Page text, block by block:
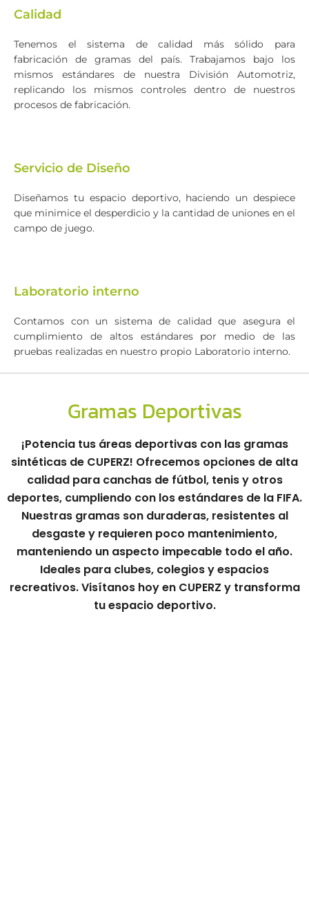
Calidad
Tenemos el sistema de calidad más sólido para
fabricación de gramas del país. Trabajamos bajo los
mismos estándares de nuestra División Automotriz,
replicando los mismos controles dentro de nuestros
procesos de fabricación.
Servicio de Diseño
Diseñamos tu espacio deportivo, haciendo un despiece
que minimice el desperdicio y la cantidad de uniones en el
campo de juego.
Laboratorio interno
Contamos con un sistema de calidad que asegura el
cumplimiento de altos estándares por medio de las
pruebas realizadas en nuestro propio Laboratorio interno.
Gramas Deportivas
¡Potencia tus áreas deportivas con las gramas
sintéticas de CUPERZ! Ofrecemos opciones de alta
calidad para canchas de fútbol, tenis y otros
deportes, cumpliendo con los estándares de la FIFA.
Nuestras gramas son duraderas, resistentes al
desgaste y requieren poco mantenimiento,
manteniendo un aspecto impecable todo el año.
Ideales para clubes, colegios y espacios
recreativos. Visítanos hoy en CUPERZ y transforma
tu espacio deportivo.